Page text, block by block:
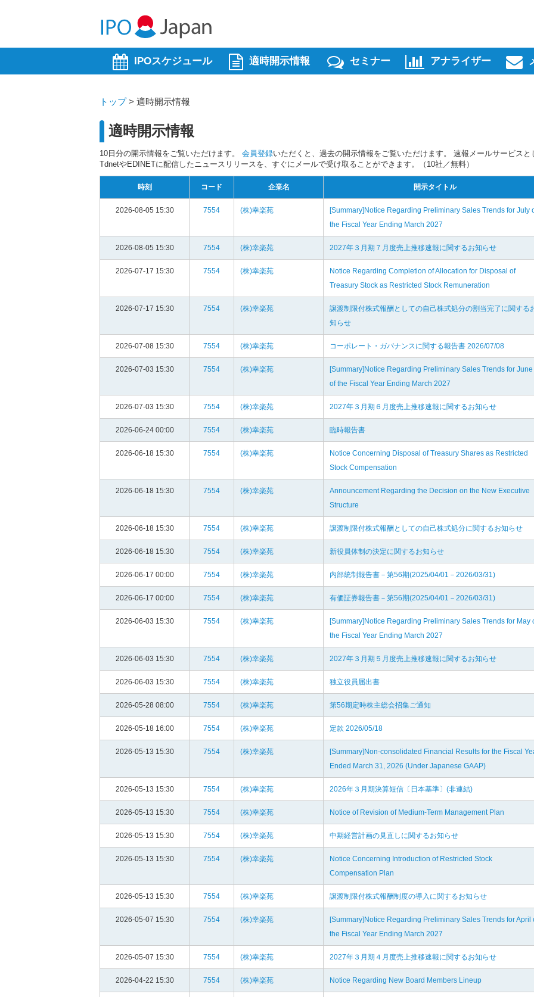
IPOスケジュール 適時開示情報 セミナー アナライザー
トップ> 適時開示情報
適時開示情報
10日分の開示情報をご覧いただけます。 会員登録いただくと、過去の開示情報をご覧いただけます。 速報メールサービスと
TdnetやEDINETに配信したニュースリリースを、すぐにメールで受け取ることができます。（10社／無料）
時刻 コード 企業名 開示タイトル
2026-08-05 15:30 7554 (株)幸楽苑
[Summary]Notice Regarding Preliminary Sales Trends for July
the Fiscal Year Ending March 2027
2026-08-05 15:30 7554 (株)幸楽苑 2027年３月期７月度売上推移速報に関するお知らせ
2026-07-17 15:30 7554 (株)幸楽苑
Notice Regarding Completion of Allocation for Disposal of
Treasury Stock as Restricted Stock Remuneration
2026-07-17 15:30 7554 (株)幸楽苑
譲渡制限付株式報酬としての自己株式処分の割当完了に関する
知らせ
2026-07-08 15:30 7554 (株)幸楽苑 コーポレート・ガバナンスに関する報告書 2026/07/08
2026-07-03 15:30 7554 (株)幸楽苑
[Summary]Notice Regarding Preliminary Sales Trends for June
of the Fiscal Year Ending March 2027
2026-07-03 15:30 7554 (株)幸楽苑 2027年３月期６月度売上推移速報に関するお知らせ
2026-06-24 00:00 7554 (株)幸楽苑 臨時報告書
2026-06-18 15:30 7554 (株)幸楽苑
Notice Concerning Disposal of Treasury Shares as Restricted
Stock Compensation
2026-06-18 15:30 7554 (株)幸楽苑
Announcement Regarding the Decision on the New Executive
Structure
2026-06-18 15:30 7554 (株)幸楽苑 譲渡制限付株式報酬としての自己株式処分に関するお知らせ
2026-06-18 15:30 7554 (株)幸楽苑 新役員体制の決定に関するお知らせ
2026-06-17 00:00 7554 (株)幸楽苑 内部統制報告書－第56期(2025/04/01－2026/03/31)
2026-06-17 00:00 7554 (株)幸楽苑 有価証券報告書－第56期(2025/04/01－2026/03/31)
2026-06-03 15:30 7554 (株)幸楽苑
[Summary]Notice Regarding Preliminary Sales Trends for May
the Fiscal Year Ending March 2027
2026-06-03 15:30 7554 (株)幸楽苑 2027年３月期５月度売上推移速報に関するお知らせ
2026-06-03 15:30 7554 (株)幸楽苑 独立役員届出書
2026-05-28 08:00 7554 (株)幸楽苑 第56期定時株主総会招集ご通知
2026-05-18 16:00 7554 (株)幸楽苑 定款 2026/05/18
2026-05-13 15:30 7554 (株)幸楽苑
[Summary]Non-consolidated Financial Results for the Fiscal
Ended March 31, 2026 (Under Japanese GAAP)
2026-05-13 15:30 7554 (株)幸楽苑 2026年３月期決算短信〔日本基準〕(非連結)
2026-05-13 15:30 7554 (株)幸楽苑 Notice of Revision of Medium-Term Management Plan
2026-05-13 15:30 7554 (株)幸楽苑 中期経営計画の見直しに関するお知らせ
2026-05-13 15:30 7554 (株)幸楽苑
Notice Concerning Introduction of Restricted Stock
Compensation Plan
2026-05-13 15:30 7554 (株)幸楽苑 譲渡制限付株式報酬制度の導入に関するお知らせ
2026-05-07 15:30 7554 (株)幸楽苑
[Summary]Notice Regarding Preliminary Sales Trends for April
the Fiscal Year Ending March 2027
2026-05-07 15:30 7554 (株)幸楽苑 2027年３月期４月度売上推移速報に関するお知らせ
2026-04-22 15:30 7554 (株)幸楽苑 Notice Regarding New Board Members Lineup